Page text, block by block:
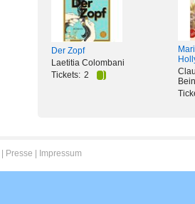
Der Zopf
Laetitia Colombani
Tickets: 2
Presse Impressum